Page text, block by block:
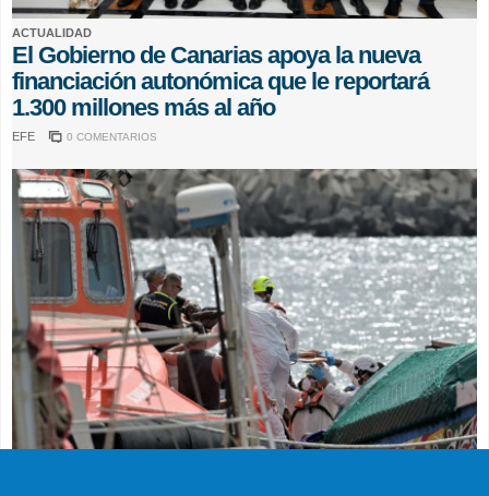
ACTUALIDAD
El Gobierno de Canarias apoya la nueva
financiación autonómica que le reportará
1.300 millones más al año
EFE 0 COMENTARIOS